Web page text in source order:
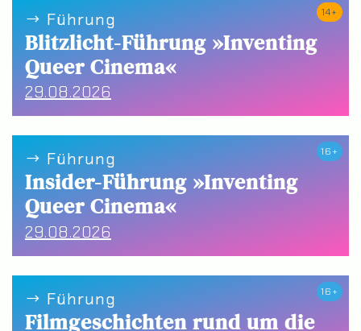
Führung
Blitzlicht-Führung »Inventing
Queer Cinema«
29.08.2026
14+
Führung
Insider-Führung »Inventing
Queer Cinema«
29.08.2026
16+
Führung
Filmgeschichten rund um die
16+